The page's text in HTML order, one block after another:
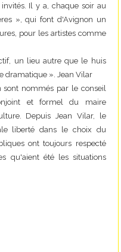
Il y a, chaque soir au
», qui font d'Avignon un
pour les artistes comme
un lieu autre que le huis
dramatique ». Jean Vilar
sont nommés par le conseil
et formel du maire
Depuis Jean Vilar, le
liberté dans le choix du
ont toujours respecté
qu'aient été les situations